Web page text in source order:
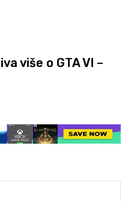
više o GTA VI –